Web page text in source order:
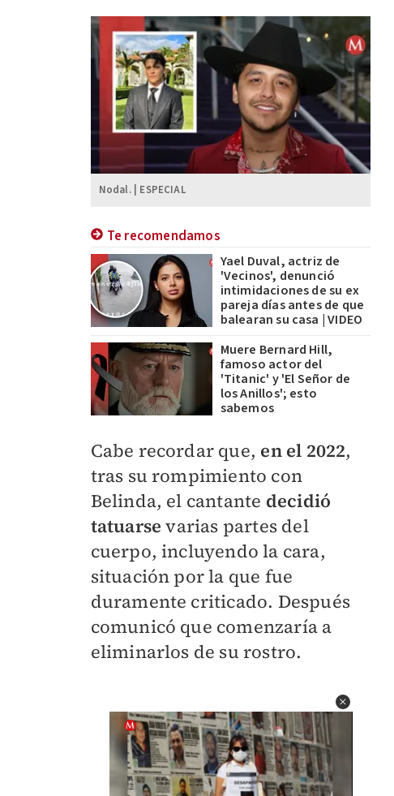
Nodal. | ESPECIAL
Te recomendamos
Yael Duval, actriz de
'Vecinos', denunció
intimidaciones de su ex
pareja días antes de que
balearan su casa | VIDEO
Muere Bernard Hill,
famoso actor del
'Titanic' y 'El Señor de
los Anillos'; esto
sabemos
Cabe recordar que, en el 2022,
tras su rompimiento con
Belinda, el cantante decidió
tatuarsevarias partes del
cuerpo, incluyendo la cara,
situación por la que fue
duramente criticado. Después
comunicó que comenzaría a
eliminarlos de su rostro.